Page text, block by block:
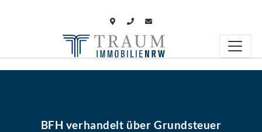
BFH verhandelt über Grundsteuer